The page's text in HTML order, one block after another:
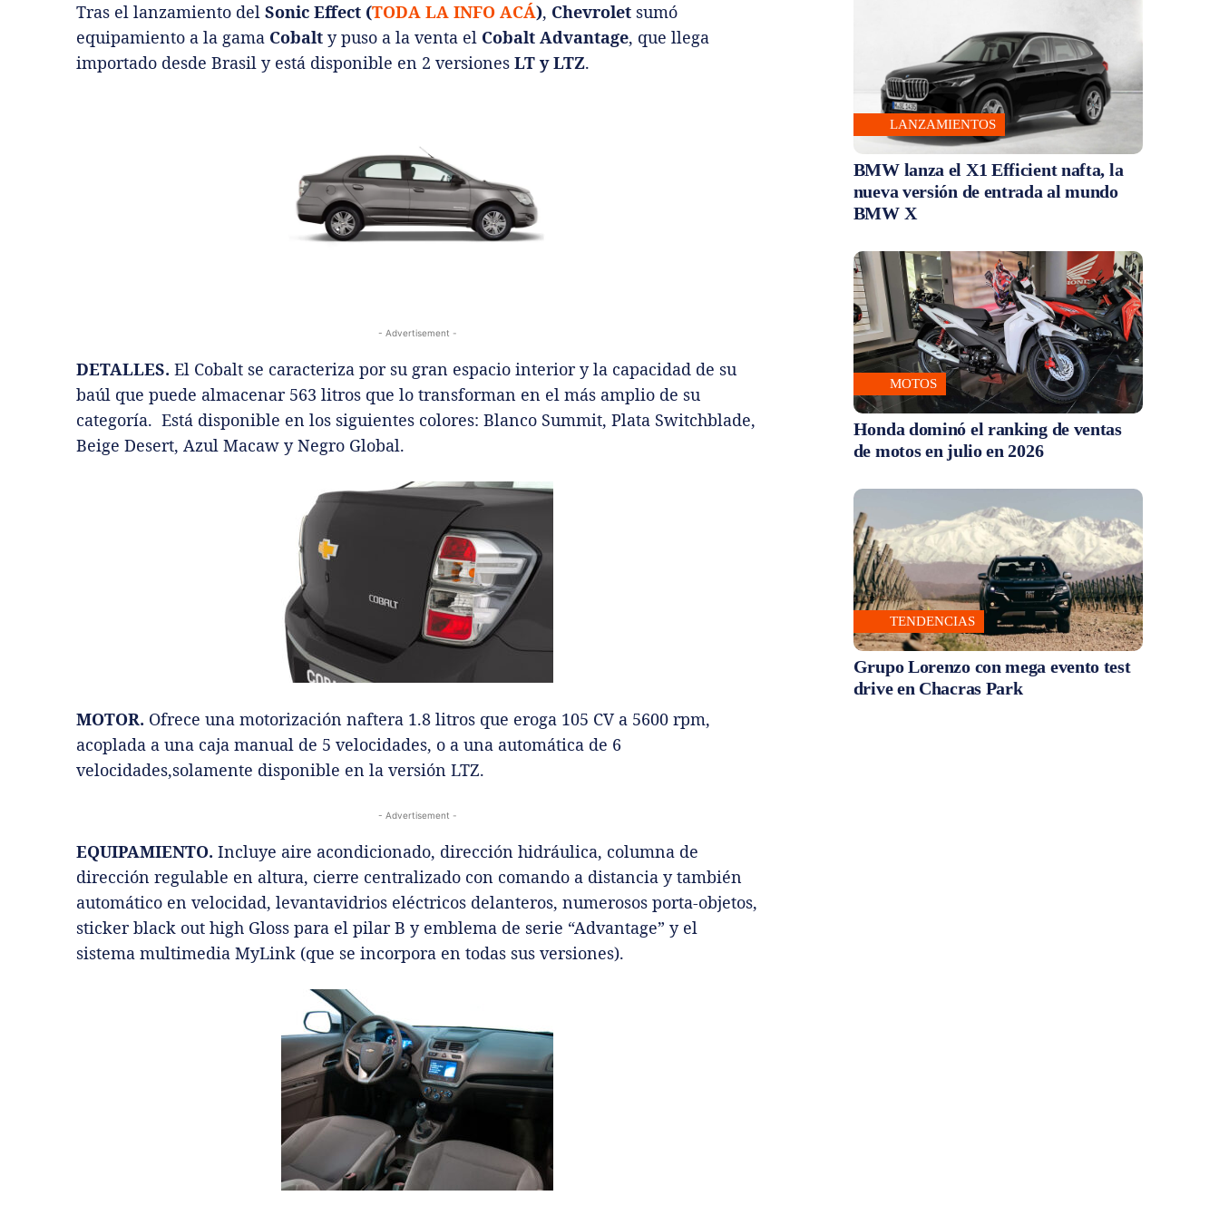
Tras el lanzamiento del Sonic Effect (TODA LA INFO ACÁ), Chevrolet sumó
equipamiento a la gama Cobalt y puso a la venta el Cobalt Advantage, que llega
importado desde Brasil y está disponible en 2 versiones LT y LTZ.
- Advertisement -
DETALLES. El Cobalt se caracteriza por su gran espacio interior y la capacidad de su
baúl que puede almacenar 563 litros que lo transforman en el más amplio de su
categoría. Está disponible en los siguientes colores: Blanco Summit, Plata Switchblade,
Beige Desert, Azul Macaw y Negro Global.
MOTOR. Ofrece una motorización naftera 1.8 litros que eroga 105 CV a 5600 rpm,
acoplada a una caja manual de 5 velocidades, o a una automática de 6
velocidades,solamente disponible en la versión LTZ.
- Advertisement -
EQUIPAMIENTO. Incluye aire acondicionado, dirección hidráulica, columna de
dirección regulable en altura, cierre centralizado con comando a distancia y también
automático en velocidad, levantavidrios eléctricos delanteros, numerosos porta-objetos,
sticker black out high Gloss para el pilar B y emblema de serie “Advantage” y el
sistema multimedia MyLink (que se incorpora en todas sus versiones).
LANZAMIENTOS
BMW lanza el X1 Efficient nafta, la
nueva versión de entrada al mundo
BMW X
MOTOS
Honda dominó el ranking de ventas
de motos en julio en 2026
TENDENCIAS
Grupo Lorenzo con mega evento test
drive en Chacras Park